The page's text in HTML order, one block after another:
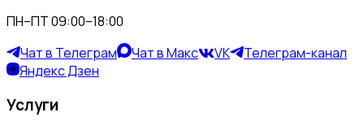
ПН–ПТ 09:00–18:00
Чат в Телеграм
Чат в Макс VK
Телеграм-канал
Яндекс Дзен
Услуги